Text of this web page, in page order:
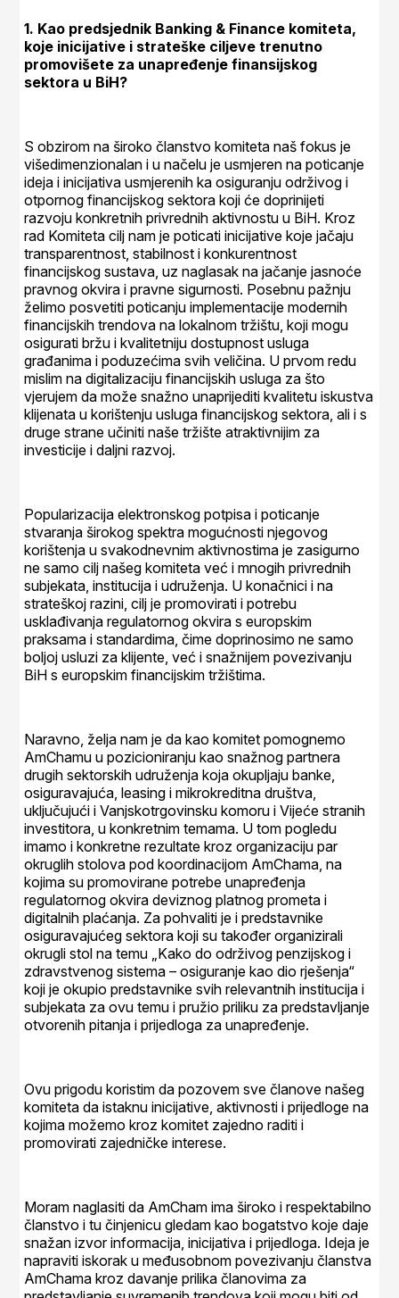
1. Kao predsjednik Banking & Finance komiteta,
koje inicijative i strateške ciljeve trenutno
promovišete za unapređenje finansijskog
sektora u BiH?
S obzirom na široko članstvo komiteta naš fokus je
višedimenzionalan i u načelu je usmjeren na poticanje
ideja i inicijativa usmjerenih ka osiguranju održivog i
otpornog financijskog sektora koji će doprinijeti
razvoju konkretnih privrednih aktivnostu u BiH. Kroz
rad Komiteta cilj nam je poticati inicijative koje jačaju
transparentnost, stabilnost i konkurentnost
financijskog sustava, uz naglasak na jačanje jasnoće
pravnog okvira i pravne sigurnosti. Posebnu pažnju
želimo posvetiti poticanju implementacije modernih
financijskih trendova na lokalnom tržištu, koji mogu
osigurati bržu i kvalitetniju dostupnost usluga
građanima i poduzećima svih veličina. U prvom redu
mislim na digitalizaciju financijskih usluga za što
vjerujem da može snažno unaprijediti kvalitetu iskustva
klijenata u korištenju usluga financijskog sektora, ali i s
druge strane učiniti naše tržište atraktivnijim za
investicije i daljni razvoj.
Popularizacija elektronskog potpisa i poticanje
stvaranja širokog spektra mogućnosti njegovog
korištenja u svakodnevnim aktivnostima je zasigurno
ne samo cilj našeg komiteta već i mnogih privrednih
subjekata, institucija i udruženja. U konačnici i na
strateškoj razini, cilj je promovirati i potrebu
usklađivanja regulatornog okvira s europskim
praksama i standardima, čime doprinosimo ne samo
boljoj usluzi za klijente, već i snažnijem povezivanju
BiH s europskim financijskim tržištima.
Naravno, želja nam je da kao komitet pomognemo
AmChamu u pozicioniranju kao snažnog partnera
drugih sektorskih udruženja koja okupljaju banke,
osiguravajuća, leasing i mikrokreditna društva,
uključujući i Vanjskotrgovinsku komoru i Vijeće stranih
investitora, u konkretnim temama. U tom pogledu
imamo i konkretne rezultate kroz organizaciju par
okruglih stolova pod koordinacijom AmChama, na
kojima su promovirane potrebe unapređenja
regulatornog okvira deviznog platnog prometa i
digitalnih plaćanja. Za pohvaliti je i predstavnike
osiguravajućeg sektora koji su također organizirali
okrugli stol na temu „Kako do održivog penzijskog i
zdravstvenog sistema – osiguranje kao dio rješenja“
koji je okupio predstavnike svih relevantnih institucija i
subjekata za ovu temu i pružio priliku za predstavljanje
otvorenih pitanja i prijedloga za unapređenje.
Ovu prigodu koristim da pozovem sve članove našeg
komiteta da istaknu inicijative, aktivnosti i prijedloge na
kojima možemo kroz komitet zajedno raditi i
promovirati zajedničke interese.
Moram naglasiti da AmCham ima široko i respektabilno
članstvo i tu činjenicu gledam kao bogatstvo koje daje
snažan izvor informacija, inicijativa i prijedloga. Ideja je
napraviti iskorak u međusobnom povezivanju članstva
AmChama kroz davanje prilika članovima za